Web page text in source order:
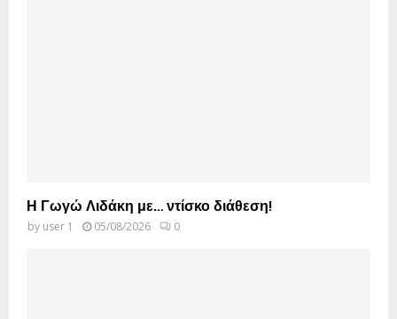
Η Γωγώ Λιδάκη με… ντίσκο διάθεση!
by user 1 05/08/2026 0